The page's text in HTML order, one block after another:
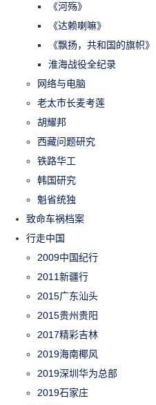
《河殇》
《达赖喇嘛》
《飘扬，共和国的旗帜》
淮海战役全纪录
网络与电脑
老太市长麦考莲
胡耀邦
西藏问题研究
铁路华工
韩国研究
魁省统独
致命车祸档案
行走中国
2009中国纪行
2011新疆行
2015广东汕头
2015贵州贵阳
2017精彩吉林
2019海南椰风
2019深圳华为总部
2019石家庄